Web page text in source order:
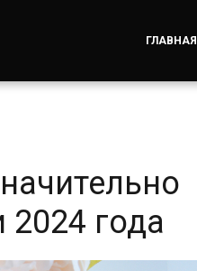
ГЛАВНАЯ
года